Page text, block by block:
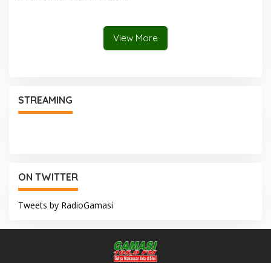
View More
STREAMING
ON TWITTER
Tweets by RadioGamasi